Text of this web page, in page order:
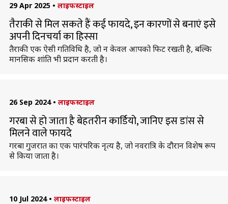
29 Apr 2025 • लाइफस्टाइल
तैराकी से मिल सकते हैं कई फायदे, इन कारणों से बनाएं इसे
अपनी दिनचर्या का हिस्सा
तैराकी एक ऐसी गतिविधि है, जो न केवल आपको फिट रखती है, बल्कि
मानसिक शांति भी प्रदान करती है।
26 Sep 2024 • लाइफस्टाइल
गरबा से हो जाता है बेहतरीन कार्डियो, जानिए इस डांस से
मिलने वाले फायदे
गरबा गुजरात का एक पारंपरिक नृत्य है, जो नवरात्रि के दौरान विशेष रूप
से किया जाता है।
10 Jul 2024 • लाइफस्टाइल